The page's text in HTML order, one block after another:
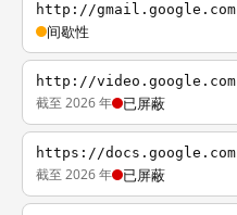
http://gmail.google.com
间歇性
http://video.google.com
截至 2026 年 已屏蔽
https://docs.google.com
截至 2026 年 已屏蔽